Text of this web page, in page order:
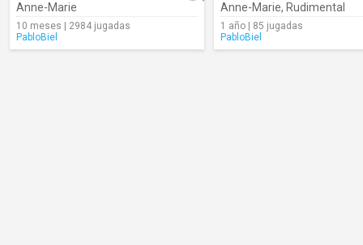
Anne-Marie
10 meses | 2984 jugadas
PabloBiel
Anne-Marie, Rudimental
1 año | 85 jugadas
PabloBiel